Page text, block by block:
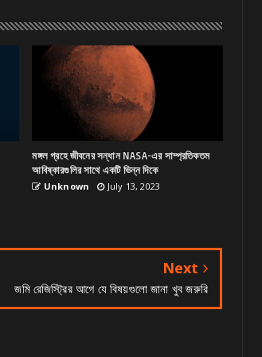
মঙ্গল গ্রহে জীবনের সন্ধান NASA-এর সাম্প্রতিকতম
আবিষ্কারগুলির সাথে একটি ভিন্ন দিকে
Unknown July 13, 2023
Next
জমি রেজিস্ট্রির আগে যে বিষয়গুলো জানা খুব জরুরি